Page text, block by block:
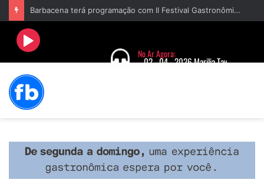
Barbacena terá programação com II Festival Gastronômico e a 4ª Semana da Música nas comemorações dos 235 anos da cidade